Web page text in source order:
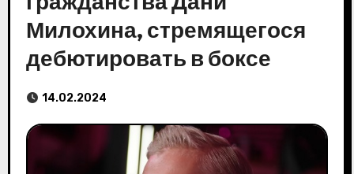
Милохина, стремящегося
дебютировать в боксе
14.02.2024